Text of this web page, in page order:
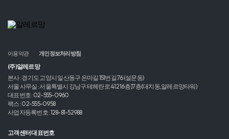
이용약관 개인정보처리방침
(주)알레르망
본사 : 경기도 고양시 일산동구 은마길 151번길 76 (설문동)
서울 사무실 : 서울특별시 강남구 테헤란로 412 16층,17층(대치동,알레르망타워)
대표번호 : 02-555-0960
팩스 : 02-555-0958
사업자등록번호 : 128-81-52988
고객센터 대표번호